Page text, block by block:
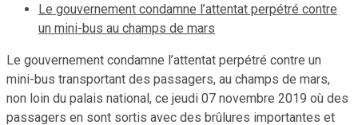
Le gouvernement condamne l’attentat perpétré contre
un mini-bus au champs de mars
Le gouvernement condamne l’attentat perpétré contre un
mini-bus transportant des passagers, au champs de mars,
non loin du palais national, ce jeudi 07 novembre 2019 où des
passagers en sont sortis avec des brûlures importantes et